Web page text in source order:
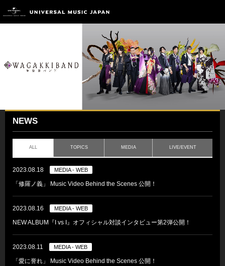
NEWS
ALL TOPICS MEDIA LIVE/EVENT
2023.08.18 MEDIA - WEB
「修羅ノ義」 Music Video Behind the Scenes 公開！
2023.08.16 MEDIA - WEB
NEW ALBUM『I vs I』オフィシャル対談インタビュー第2弾公開！
2023.08.11 MEDIA - WEB
「愛に誉れ」 Music Video Behind the Scenes 公開！